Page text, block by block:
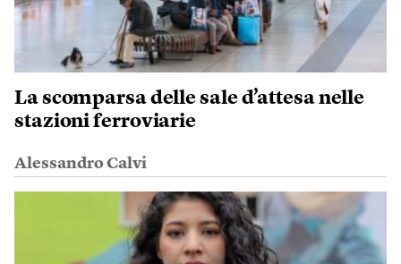
La scomparsa delle sale d’attesa nelle
stazioni ferroviarie
Alessandro Calvi